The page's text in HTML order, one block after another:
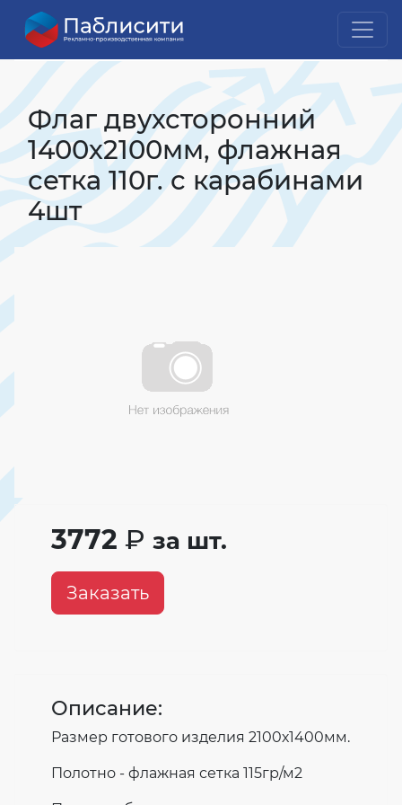
Флаг двухсторонний 1400х2100мм, флажная
сетка 110г. с карабинами 4шт
Флаг двухсторонний
1400х2100мм, флажная
сетка 110г. с карабинами
4шт
3772 ₽ за шт.
Заказать
Описание:
Размер готового изделия 2100х1400мм.
Полотно - флажная сетка 115гр/м2